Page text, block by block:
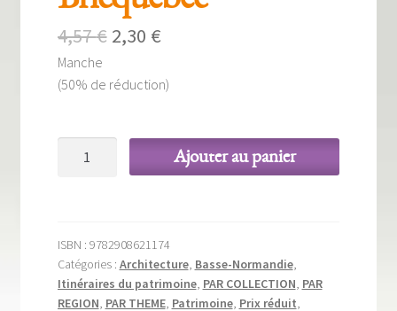
4,57€ Le
initial
2,30 €Le
actuel
2,30 €.
Manche
(50% de réduction)
Ajouter au panier
ISBN : 9782908621174
Catégories : Architecture, Basse-Normandie,
Itinéraires du patrimoine, PAR COLLECTION, PAR
REGION, PAR THEME, Patrimoine, Prix réduit,